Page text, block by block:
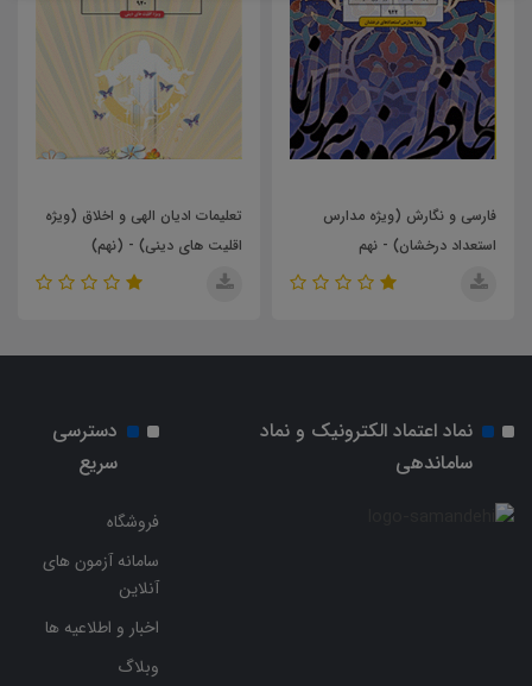
تعلیمات ادیان الهی و اخلاق (ویژه
اقلیت های دینی) - (نهم)
ضمیمه پیام های آسمان (اهل
سنت) - نهم
نماد اعتماد الکترونیک و نماد
ساماندهی
دسترسی
سریع
فروشگاه
سامانه آزمون های
آنلاین
اخبار و اطلاعیه ها
وبلاگ